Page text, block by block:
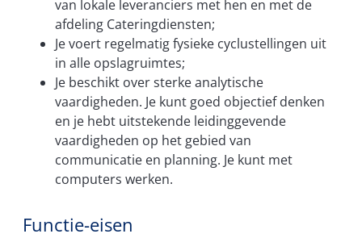
van lokale leveranciers met hen en met de
afdeling Cateringdiensten;
Je voert regelmatig fysieke cyclustellingen uit
in alle opslagruimtes;
Je beschikt over sterke analytische
vaardigheden. Je kunt goed objectief denken
en je hebt uitstekende leidinggevende
vaardigheden op het gebied van
communicatie en planning. Je kunt met
computers werken.
Functie-eisen